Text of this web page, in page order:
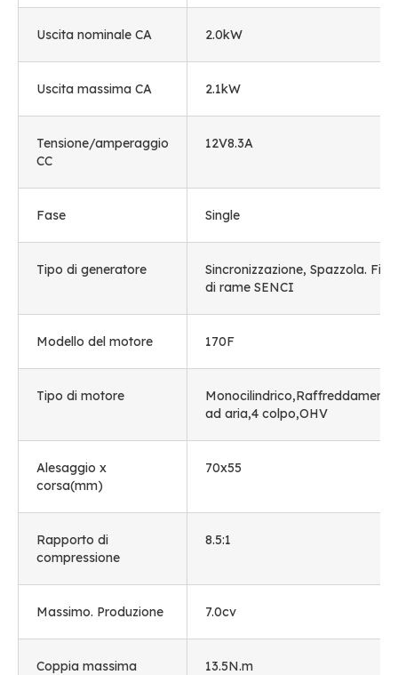
Uscita nominale CA 2.0kW
Uscita massima CA 2.1kW
Tensione/amperaggio
CC
12V8.3A
Fase Single
Tipo di generatore
Sincronizzazione, Spazzola. Filo
di rame SENCI
Modello del motore 170F
Tipo di motore
Monocilindrico,Raffreddamento
ad aria,4 colpo,OHV
Alesaggio x
corsa(mm)
70x55
Rapporto di
compressione
8.5:1
Massimo. Produzione 7.0cv
Coppia massima 13.5N.m